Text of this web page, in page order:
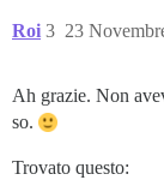
Roi 23
3
Ah grazie. Non
so.
Trovato questo: